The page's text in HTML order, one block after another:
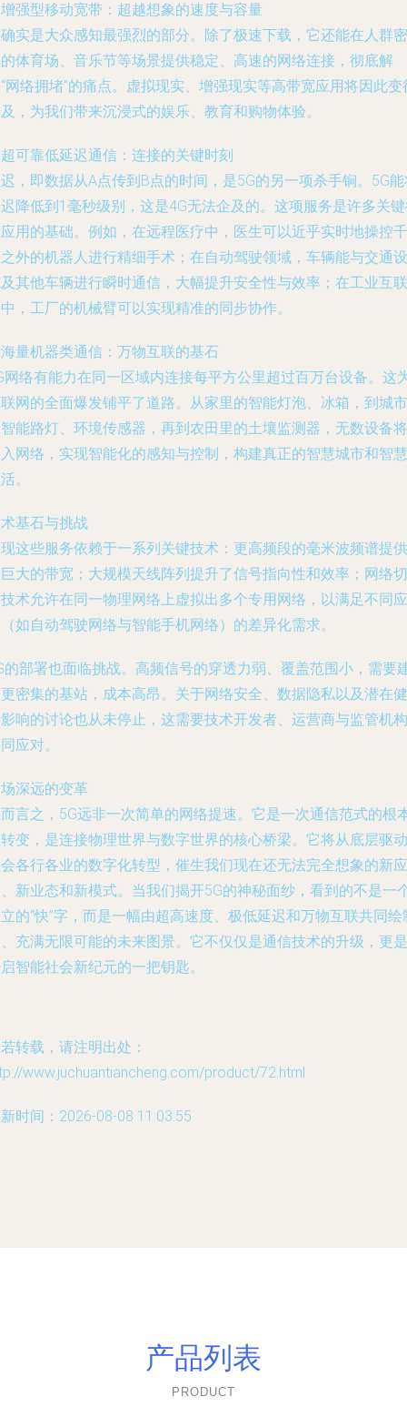
强型移动宽带：超越想象的速度与容量
实是大众感知最强烈的部分。除了极速下载，它还能在人群密
体育场、音乐节等场景提供稳定、高速的网络连接，彻底解
网络拥堵”的痛点。虚拟现实、增强现实等高带宽应用将因此变
，为我们带来沉浸式的娱乐、教育和购物体验。
可靠低延迟通信：连接的关键时刻
，即数据从A点传到B点的时间，是5G的另一项杀手锏。5G
降低到1毫秒级别，这是4G无法企及的。这项服务是许多关
用的基础。例如，在远程医疗中，医生可以近乎实时地操控千
外的机器人进行精细手术；在自动驾驶领域，车辆能与交通设
其他车辆进行瞬时通信，大幅提升安全性与效率；在工业互联
，工厂的机械臂可以实现精准的同步协作。
量机器类通信：万物互联的基石
网络有能力在同一区域内连接每平方公里超过百万台设备。这
网的全面爆发铺平了道路。从家里的智能灯泡、冰箱，到城市
能路灯、环境传感器，再到农田里的土壤监测器，无数设备将
网络，实现智能化的感知与控制，构建真正的智慧城市和智慧
。
基石与挑战
这些服务依赖于一系列关键技术：更高频段的毫米波频谱提供
大的带宽；大规模天线阵列提升了信号指向性和效率；网络切
术允许在同一物理网络上虚拟出多个专用网络，以满足不同应
如自动驾驶网络与智能手机网络）的差异化需求。
的部署也面临挑战。高频信号的穿透力弱、覆盖范围小，需要
密集的基站，成本高昂。关于网络安全、数据隐私以及潜在健
响的讨论也从未停止，这需要技术开发者、运营商与监管机构
应对。
深远的变革
言之，5G远非一次简单的网络提速。它是一次通信范式的根
变，是连接物理世界与数字世界的核心桥梁。它将从底层驱动
各行各业的数字化转型，催生我们现在还无法完全想象的新应
新业态和新模式。当我们揭开5G的神秘面纱，看到的不是一
的“快”字，而是一幅由超高速度、极低延迟和万物互联共同绘
充满无限可能的未来图景。它不仅仅是通信技术的升级，更是
智能社会新纪元的一把钥匙。
转载，请注明出处：
www.juchuantiancheng.com/product/72.html
时间：2026-08-08 11:03:55
产品列表
PRODUCT